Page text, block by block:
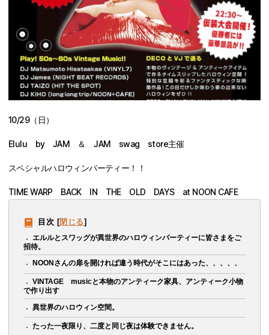
10/29（日）
Elulu by JAM ＆ JAM swag store主催
スペシャルハロウィンパーティー！！
TIME WARP BACK IN THE OLD DAYS at NOON CAFE
目次 [閉じる]
エルルとスワッグが異世界のハロウィンパーティーに皆さまをご
招待。
NOONさんの扉を開ければ違う時代がそこにはあった、、、、、
VINTAGE musicと本物のアンティーク家具、アンティーク小物
で作り出す
異世界のハロウィン空間。
たった一夜限り、二度と同じ夜は体験できません。